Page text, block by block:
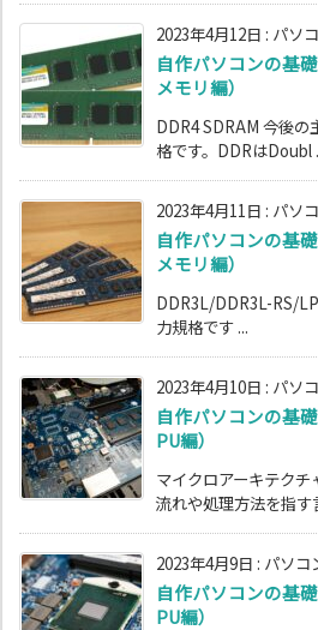
2023年4月12日 : パソ
自作パソコンの基
メモリ編）
DDR4 SDRAM 今後
格です。DDRはDoubl
2023年4月11日 : パソ
自作パソコンの基
メモリ編）
DDR3L/DDR3L-RS/
力規格です ...
2023年4月10日 : パソ
自作パソコンの基
PU編）
マイクロアーキテク
流れや処理方法を指す
2023年4月9日 : パソコ
自作パソコンの基
PU編）